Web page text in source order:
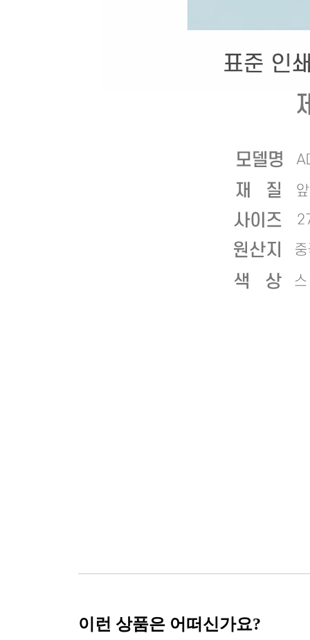
이런 상품은 어떠신가요?